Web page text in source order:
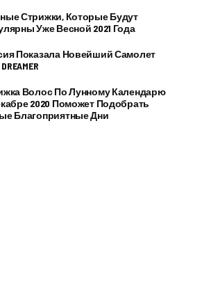
Стрижки, Которые Будут
Уже Весной 2021 Года
Показала Новейший Самолет
Волос По Лунному Календарю
2020 Поможет Подобрать
Благоприятные Дни